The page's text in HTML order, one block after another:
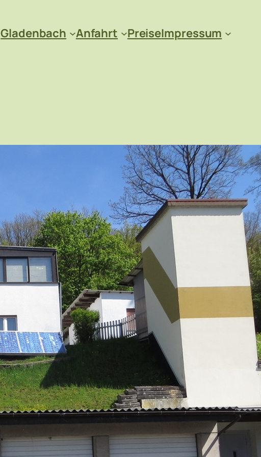
Gladenbach Anfahrt PreiseImpressum